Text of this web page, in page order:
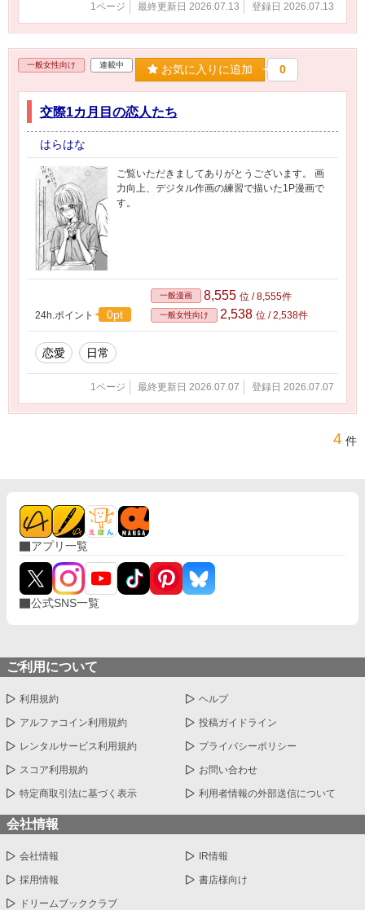
1ページ 最終更新日 2026.07.13 登録日 2026.07.13
一般女性向け 連載中 お気に入りに追加 0
交際1カ月目の恋人たち
はらはな
ご覧いただきましてありがとうございます。 画
力向上、デジタル作画の練習で描いた1P漫画で
す。
24h.ポイント 0pt
一般漫画 8,555 位 / 8,555件
一般女性向け 2,538 位 / 2,538件
恋愛 日常
1ページ 最終更新日 2026.07.07 登録日 2026.07.07
4 件
アプリ一覧
公式SNS一覧
ご利用について
利用規約 ヘルプ
アルファコイン利用規約 投稿ガイドライン
レンタルサービス利用規約 プライバシーポリシー
スコア利用規約 お問い合わせ
特定商取引法に基づく表示 利用者情報の外部送信について
会社情報
会社情報 IR情報
採用情報 書店様向け
ドリームブッククラブ